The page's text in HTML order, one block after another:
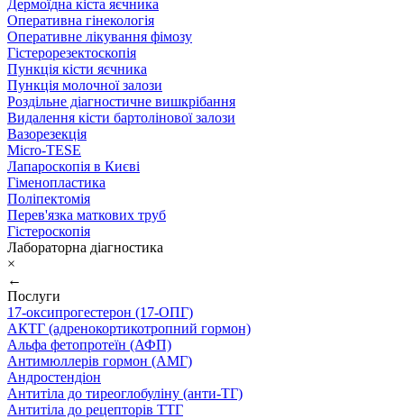
Дермоїдна кіста яєчника
Оперативна гінекологія
Оперативне лікування фімозу
Гістерорезектоскопія
Пункція кісти яєчника
Пункція молочної залози
Роздільне діагностичне вишкрібання
Видалення кісти бартолінової залози
Вазорезекція
Micro-TESE
Лапароскопія в Києві
Гіменопластика
Поліпектомія
Перев'язка маткових труб
Гістероскопія
Лабораторна діагностика
×
←
Послуги
17-оксипрогестерон (17-ОПГ)
АКТГ (адренокортикотропний гормон)
Альфа фетопротеїн (АФП)
Антимюллерів гормон (АМГ)
Андростендіон
Антитіла до тиреоглобуліну (анти-ТГ)
Антитіла до рецепторів ТТГ